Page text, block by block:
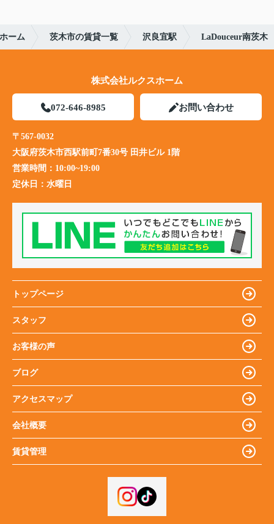
ーム 茨木市の賃貸一覧 沢良宜駅 LaDouceur南茨木
株式会社ルクスホーム
072-646-8985 お問い合わせ
〒567-0032
大阪府茨木市西駅前町7番30号 田井ビル 1階
営業時間： 10:00~19:00
定休日： 水曜日
トップページ
スタッフ
お客様の声
ブログ
アクセスマップ
会社概要
賃貸管理